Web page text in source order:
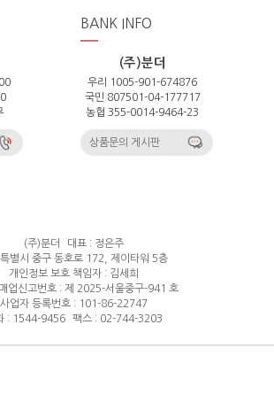
BANK INFO
(주)분더
우리 1005-901-674876
국민 807501-04-177717
농협 355-0014-9464-23
상품문의 게시판
(주)분더
대표 : 정은주
별시 중구 동호로 172, 제이타워 5층
개인정보 보호 책임자 : 김세희
업신고번호 : 제 2025-서울중구-941 호
사업자 등록번호 : 101-86-22747
: 1544-9456
팩스 : 02-744-3203